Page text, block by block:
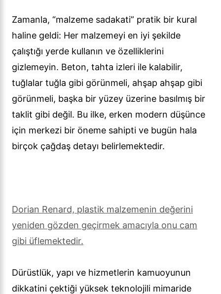
Zamanla, “malzeme sadakati” pratik bir kural
haline geldi: Her malzemeyi en iyi şekilde
çalıştığı yerde kullanın ve özelliklerini
gizlemeyin. Beton, tahta izleri ile kalabilir,
tuğlalar tuğla gibi görünmeli, ahşap ahşap gibi
görünmeli, başka bir yüzey üzerine basılmış bir
taklit gibi değil. Bu ilke, erken modern düşünce
için merkezi bir öneme sahipti ve bugün hala
birçok çağdaş detayı belirlemektedir.
Dorian Renard, plastik malzemenin değerini
yeniden gözden geçirmek amacıyla onu cam
gibi üflemektedir.
Dürüstlük, yapı ve hizmetlerin kamuoyunun
dikkatini çektiği yüksek teknolojili mimaride